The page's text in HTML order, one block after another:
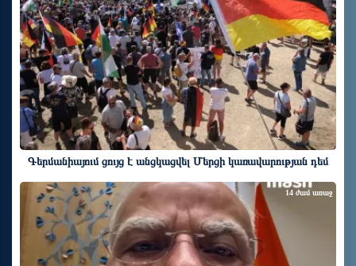
Գերմանիայում ցույց է անցկացվել Մերցի կառավարության դեմ
14 ժամ առաջ